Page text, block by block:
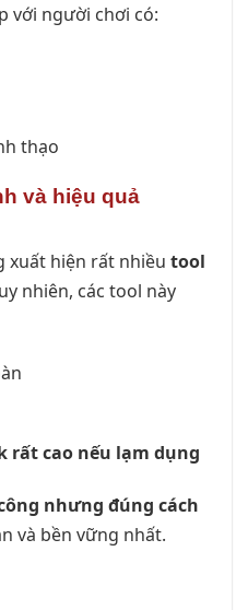
với người chơi có:
thạo
và hiệu quả
xuất hiện rất nhiều tool
nhiên, các tool này
rất cao nếu lạm dụng
nhưng đúng cách
và bền vững nhất.